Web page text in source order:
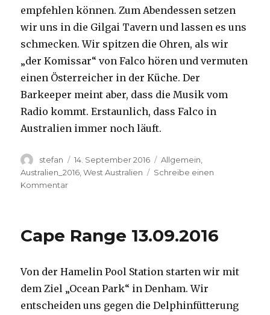
empfehlen können. Zum Abendessen setzen
wir uns in die Gilgai Tavern und lassen es uns
schmecken. Wir spitzen die Ohren, als wir
„der Komissar“ von Falco hören und vermuten
einen Österreicher in der Küche. Der
Barkeeper meint aber, dass die Musik vom
Radio kommt. Erstaunlich, dass Falco in
Australien immer noch läuft.
Autor
stefan
Veröffentlicht
am
14. September 2016 Kategorien
Allgemein
Australien_2016 ,West Australien
Schreibe einen
Kommentarzu
Cape Range 13.09.2016
Von der Hamelin Pool Station starten wir mit
dem Ziel „Ocean Park“ in Denham. Wir
entscheiden uns gegen die Delphinfütterung